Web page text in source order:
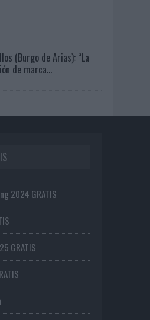
(Burgo de Arias): “La
de marca...
2024 GRATIS
GRATIS